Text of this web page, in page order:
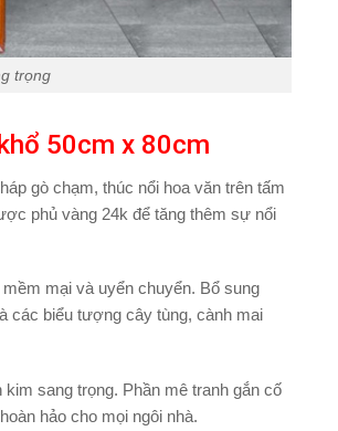
trọng
50cm x 80cm
gò chạm, thúc nổi hoa văn trên tấm
phủ vàng 24k để tăng thêm sự nổi
mại và uyển chuyển. Bổ sung
các biểu tượng cây tùng, cành mai
sang trọng. Phần mê tranh gắn cố
hảo cho mọi ngôi nhà.